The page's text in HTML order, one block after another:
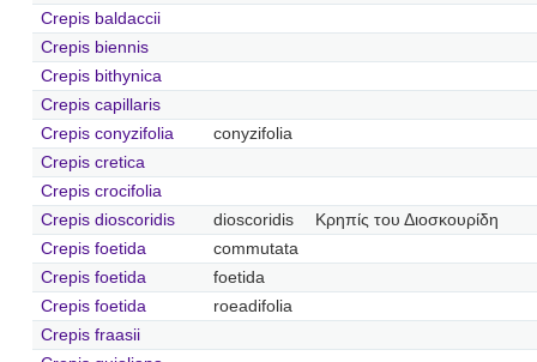
Crepis baldaccii
Crepis biennis
Crepis bithynica
Crepis capillaris
Crepis conyzifolia
conyzifolia
Crepis cretica
Crepis crocifolia
Crepis dioscoridis
dioscoridis
Κρηπίς του Διοσκουρίδη
Crepis foetida
commutata
Crepis foetida
foetida
Crepis foetida
roeadifolia
Crepis fraasii